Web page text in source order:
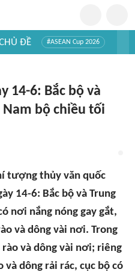
ĐỀ #ASEAN Cup 2026
14-6: Bắc bộ và
Nam bộ chiều tối
tượng thủy văn quốc
14-6: Bắc bộ và Trung
nơi nắng nóng gay gắt,
và dông vài nơi. Trong
và dông vài nơi; riêng
dông rải rác, cục bộ có